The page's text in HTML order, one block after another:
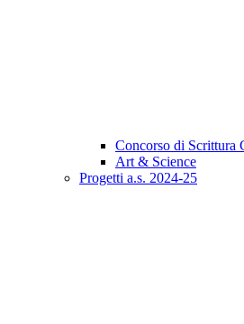
Concorso di Scrittura
Art & Science
Progetti a.s. 2024-25